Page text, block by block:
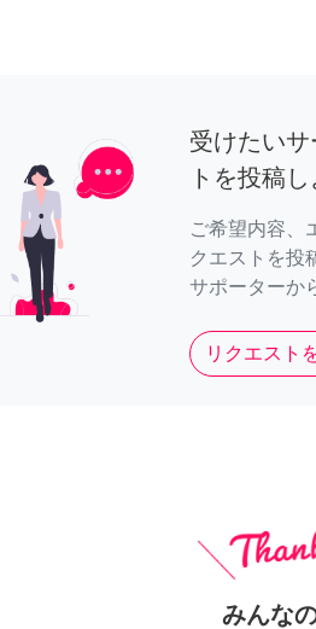
受けたい
トを投稿し
ご希望内容、
クエストを投
サポーターか
リクエスト
みんな